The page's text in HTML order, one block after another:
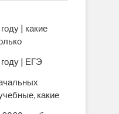
| какие
| ЕГЭ
какие